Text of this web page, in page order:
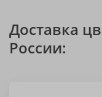
Доставка
России: